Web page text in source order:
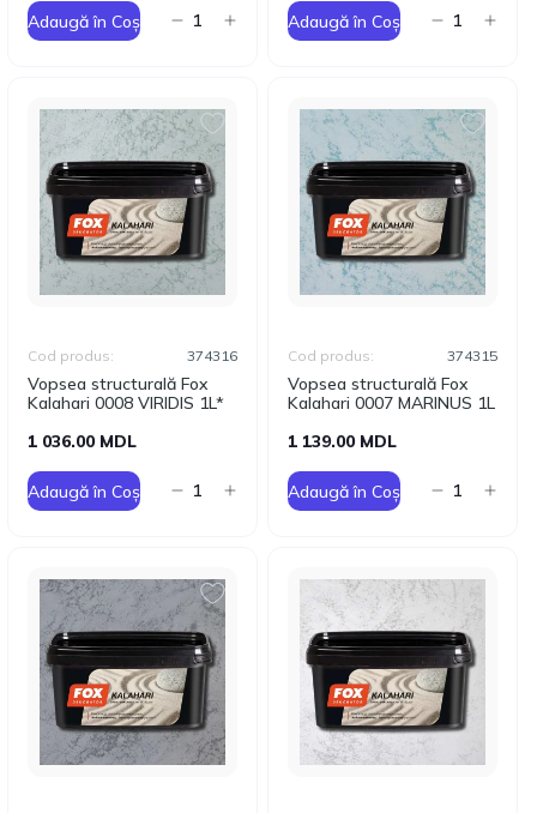
Adaugă în Coș Adaugă în Coș
Vopsea structurală Fox
Kalahari 0008 VIRIDIS 1L*
Cod produs: 374316
1 036.00 MDL
Adaugă în Coș
Vopsea structurală Fox
Kalahari 0007 MARINUS 1L
Cod produs: 374315
1 139.00 MDL
Adaugă în Coș